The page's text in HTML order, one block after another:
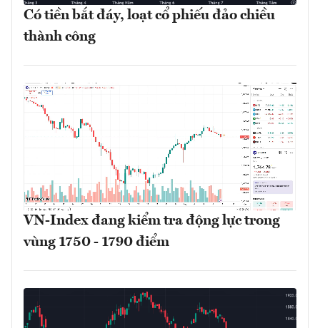
Có tiền bắt đáy, loạt cổ phiếu đảo chiều
thành công
VN-Index đang kiểm tra động lực trong
vùng 1750 - 1790 điểm